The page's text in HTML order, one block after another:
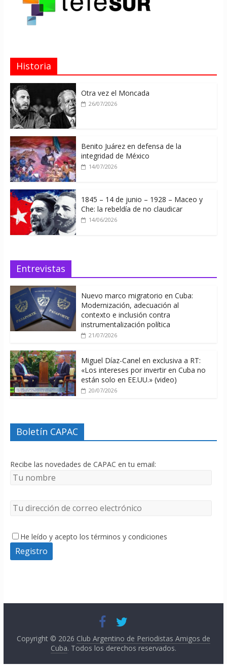
Historia
Otra vez el Moncada
26/07/2026
Benito Juárez en defensa de la
integridad de México
14/07/2026
1845 – 14 de junio – 1928 – Maceo y
Che: la rebeldía de no claudicar
14/06/2026
Entrevistas
Nuevo marco migratorio en Cuba:
Modernización, adecuación al
contexto e inclusión contra
instrumentalización política
21/07/2026
Miguel Díaz-Canel en exclusiva a RT:
«Los intereses por invertir en Cuba no
están solo en EE.UU.» (video)
20/07/2026
Boletín CAPAC
Recibe las novedades de CAPAC en tu email:
He leído y acepto los términos y condiciones
Copyright © 2026 Club Argentino de Periodistas Amigos de
Cuba. Todos los derechos reservados.